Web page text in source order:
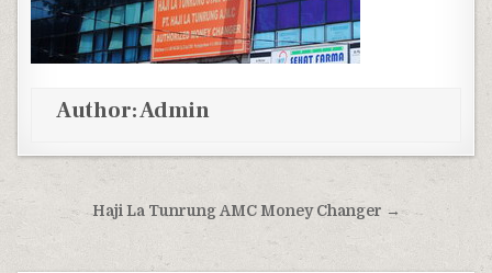
Author:Admin
Post navigation
Haji La Tunrung AMC Money Changer →